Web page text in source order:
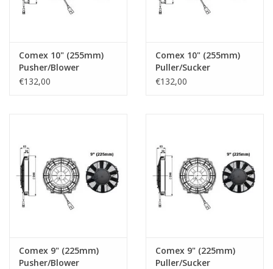
Comex 10" (255mm)
Pusher/Blower
€132,00
Comex 10" (255mm)
Puller/Sucker
€132,00
Comex 9" (225mm)
Pusher/Blower
Comex 9" (225mm)
Puller/Sucker